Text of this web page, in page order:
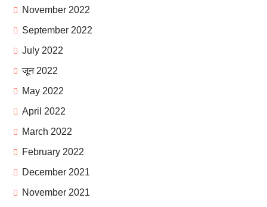
November 2022
September 2022
July 2022
जून 2022
May 2022
April 2022
March 2022
February 2022
December 2021
November 2021